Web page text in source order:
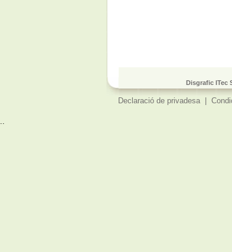
Disgrafic ITec
Declaració de privadesa|
..